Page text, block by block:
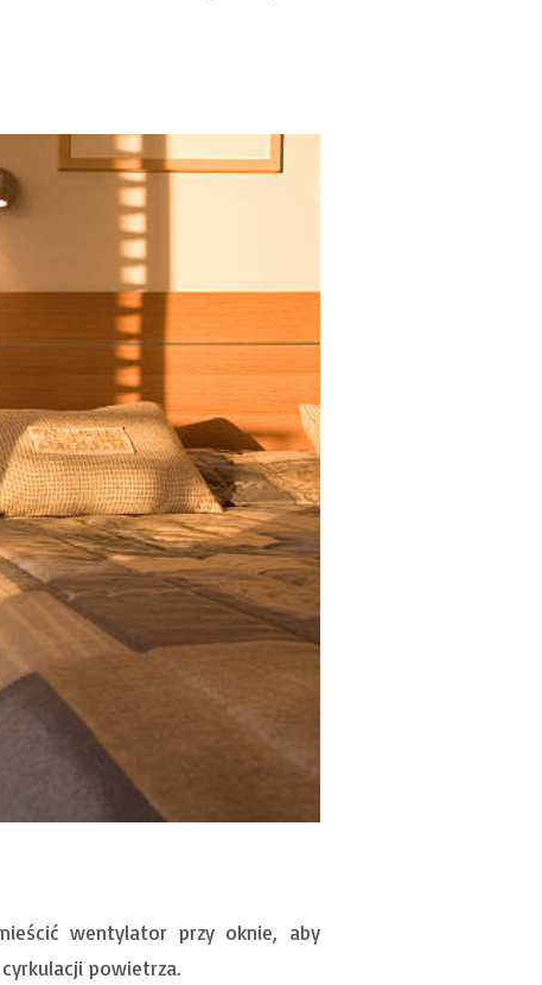
wentylator przy oknie, aby
powietrza.